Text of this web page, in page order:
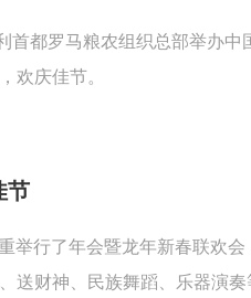
都罗马粮农组织总部举办中
欢庆佳节。
节
举行了年会暨龙年新春联欢
送财神、民族舞蹈、乐器演